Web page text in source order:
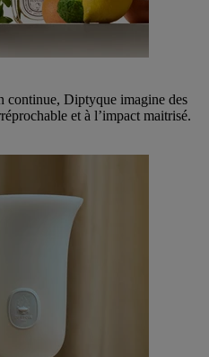
continue, Diptyque imagine des
et à l’impact maitrisé.